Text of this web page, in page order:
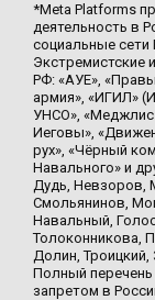
*Meta Platforms
деятельность в
социальные сети
Экстремистские
РФ: «АУЕ»,
армия», «ИГИЛ»
УНСО», «Меджлис
Иеговы»,
рух», «Чёрный
Навального» и
Дудь, Невзоров,
Смольянинов,
Навальный,
Толоконникова,
Долин, Троицкий,
Полный перечень
запретом в